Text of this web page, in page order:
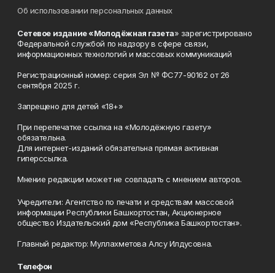
Об использовании персональных данных
Сетевое издание «Молодёжная газета» зарегистрировано
Федеральной службой по надзору в сфере связи,
информационных технологий и массовых коммуникаций
Регистрационный номер: серия Эл № ФС77-90162 от 26
сентября 2025 г.
Запрещено для детей «18+»
При перепечатке ссылка на «Молодёжную газету»
обязательна.
Для интернет-изданий обязательна прямая активная
гиперссылка.
Мнение редакции может не совпадать с мнением авторов.
Учредители: Агентство по печати и средствам массовой
информации Республики Башкортостан, Акционерное
общество Издательский дом «Республика Башкортостан».
Главный редактор: Муллахметова Алсу Илдусовна.
Телефон